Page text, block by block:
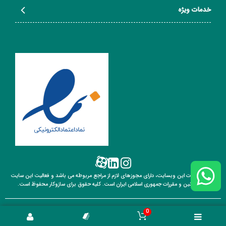
خدمات ویژه
تمامی خدمات این وبسایت، دارای مجوزهای لازم از مراجع مربوطه می باشد و فعالیت این سایت
تابع قوانین و مقررات جمهوری اسلامی ایران است. کلیه حقوق برای سازوکار محفوظ است.
0